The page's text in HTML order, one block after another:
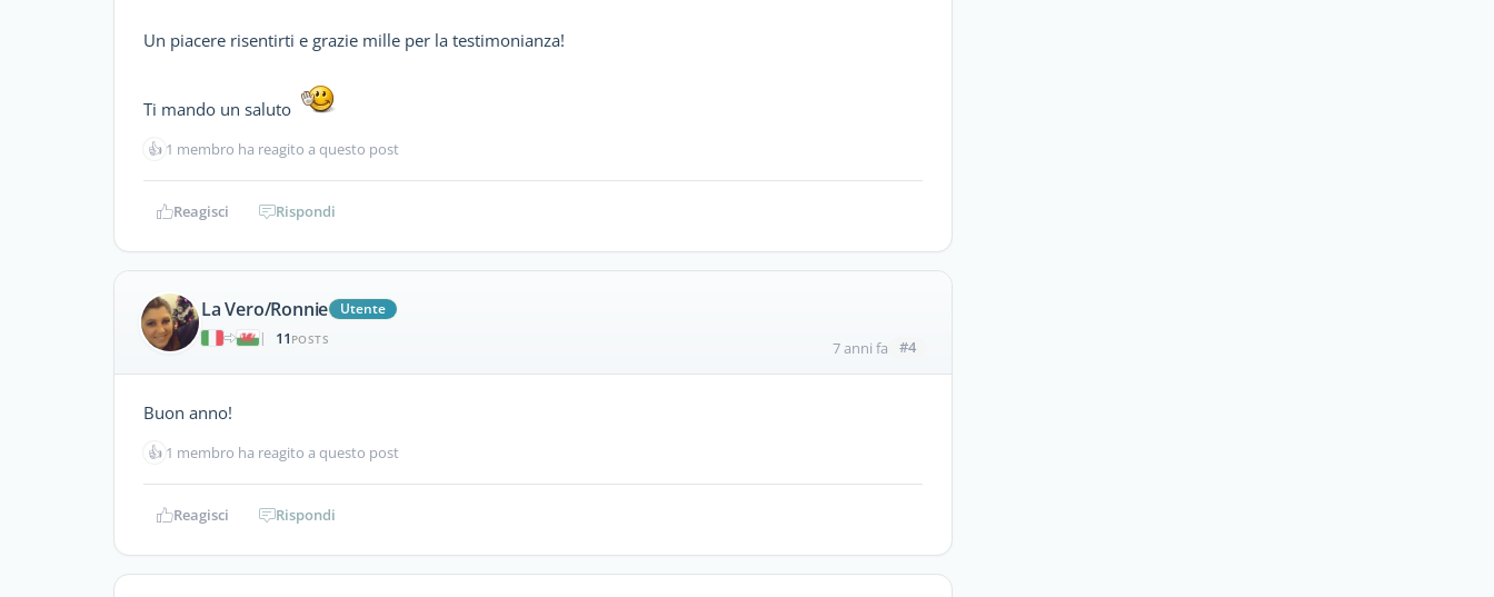
Un piacere risentirti e grazie mille per la testimonianza!
Ti mando un saluto
👍 1 membro ha reagito a questo post
Reagisci Rispondi
La Vero/Ronnie
Utente
|
11 POSTS 7 anni fa #4
Buon anno!
👍 1 membro ha reagito a questo post
Reagisci Rispondi